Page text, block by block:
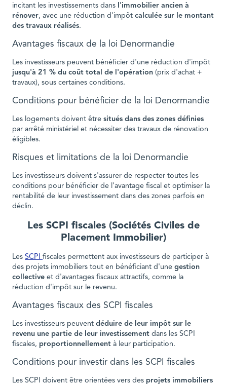
incitant les investissements dans l'immobilier ancien à
rénover, avec une réduction d'impôt calculée sur le montant
des travaux réalisés.
Avantages fiscaux de la loi Denormandie
Les investisseurs peuvent bénéficier d'une réduction d'impôt
jusqu'à 21 % du coût total de l'opération (prix d'achat +
travaux), sous certaines conditions.
Conditions pour bénéficier de la loi Denormandie
Les logements doivent être situés dans des zones définies
par arrêté ministériel et nécessiter des travaux de rénovation
éligibles.
Risques et limitations de la loi Denormandie
Les investisseurs doivent s'assurer de respecter toutes les
conditions pour bénéficier de l'avantage fiscal et optimiser la
rentabilité de leur investissement dans des zones parfois en
déclin.
Les SCPI fiscales (Sociétés Civiles de
Placement Immobilier)
Les SCPI fiscales permettent aux investisseurs de participer à
des projets immobiliers tout en bénéficiant d'une gestion
collective et d'avantages fiscaux attractifs, comme la
réduction d'impôt sur le revenu.
Avantages fiscaux des SCPI fiscales
Les investisseurs peuvent déduire de leur impôt sur le
revenu une partie de leur investissement dans les SCPI
fiscales, proportionnellement à leur participation.
Conditions pour investir dans les SCPI fiscales
Les SCPI doivent être orientées vers des projets immobiliers